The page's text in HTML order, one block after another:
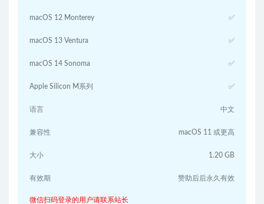
macOS 12 Monterey ✅
macOS 13 Ventura ✅
macOS 14 Sonoma ✅
Apple Silicon M系列 ✅
语言 中文
兼容性 macOS 11 或更高
大小 1.20 GB
有效期 赞助后后永久有效
微信扫码登录的用户请联系站长